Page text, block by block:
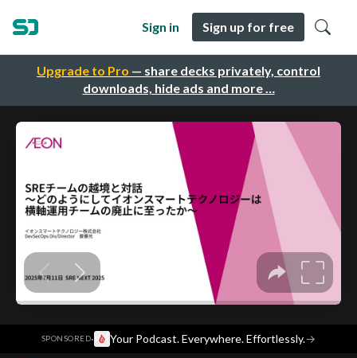
Upgrade to Pro — share decks privately, control
downloads, hide ads and more …
Sign in Sign up for free
SPONSORED· Your Podcast. Everywhere. Effortlessly.→